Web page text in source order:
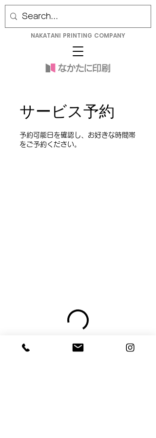
NAKATANI PRINTING COMPANY
サービス予約
予約可能日を確認し、お好きな時間帯
をご予約ください。